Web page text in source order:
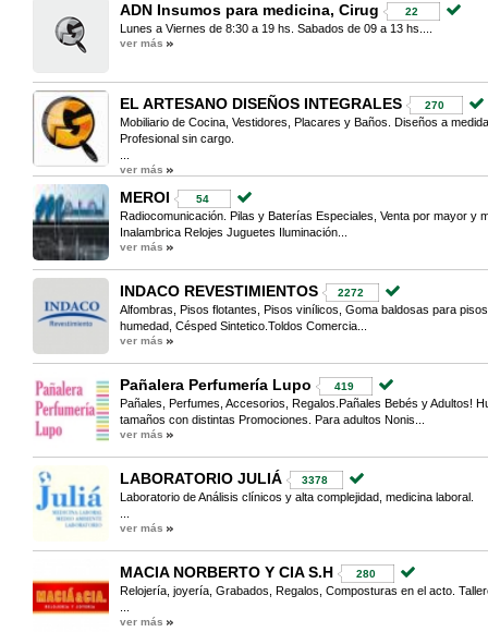
ADN Insumos para medicina, Cirug 22
Lunes a Viernes de 8:30 a 19 hs. Sabados de 09 a 13 hs....
ver más
EL ARTESANO DISEÑOS INTEGRALES 270
Mobiliario de Cocina, Vestidores, Placares y Baños. Diseños a
Profesional sin cargo.
ver más
MEROI 54
Radiocomunicación. Pilas y Baterías Especiales, Venta por mayor y
Inalambrica Relojes Juguetes Iluminación...
ver más
INDACO REVESTIMIENTOS 2272
Alfombras, Pisos flotantes, Pisos vinílicos, Goma baldosas para
humedad, Césped Sintetico.Toldos Comercia...
ver más
Pañalera Perfumería Lupo 419
Pañales, Perfumes, Accesorios, Regalos.Pañales Bebés y Adultos!
tamaños con distintas Promociones. Para adultos Nonis...
ver más
LABORATORIO JULIÁ 3378
Laboratorio de Análisis clínicos y alta complejidad, medicina laboral.
ver más
MACIA NORBERTO Y CIA S.H 280
Relojería, joyería, Grabados, Regalos, Composturas en el acto.
ver más